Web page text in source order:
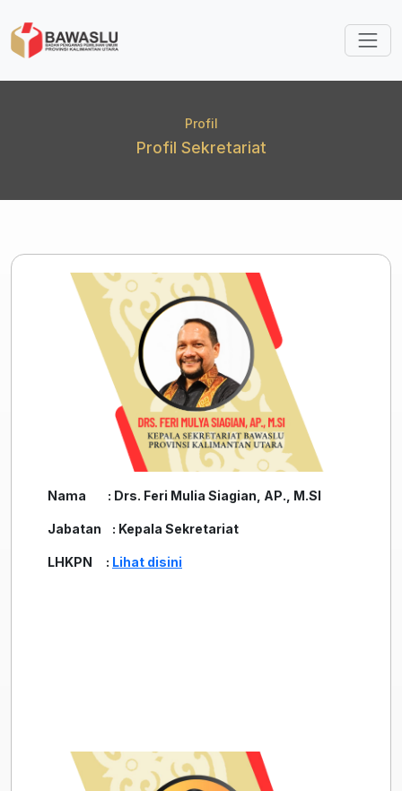
Profil
Profil Sekretariat
Nama : Drs. Feri Mulia Siagian, AP., M.SI
Jabatan : Kepala Sekretariat
LHKPN : Lihat disini